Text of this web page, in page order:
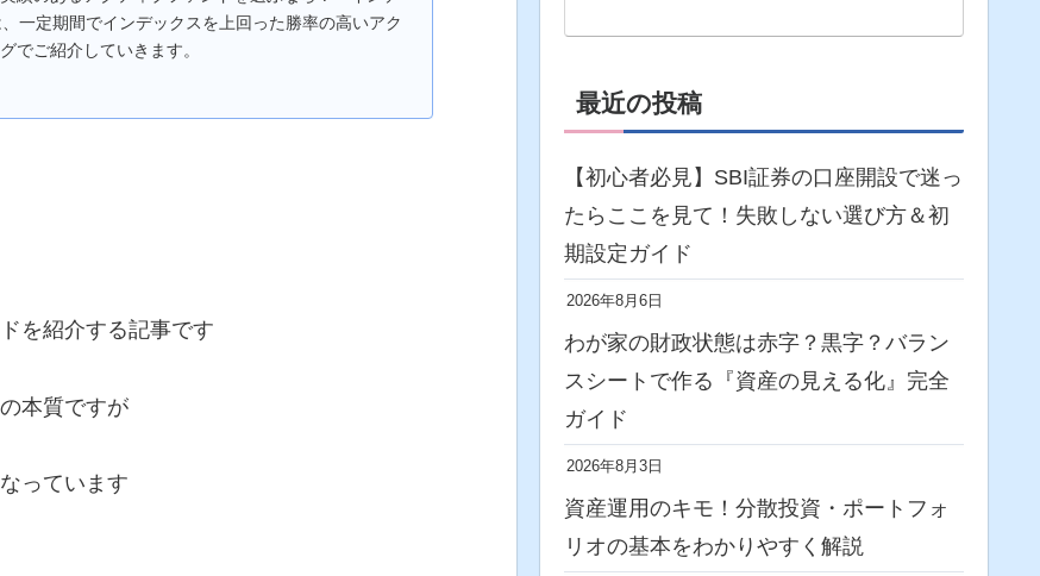
一定期間でインデックスを上回った勝率の高いアク
でご紹介していきます。
を紹介する記事です
本質ですが
っています
最近の投稿
【初心者必見】SBI証券の口座開設で迷っ
たらここを見て！失敗しない選び方＆初
期設定ガイド
2026年8月6日
わが家の財政状態は赤字？黒字？バラン
スシートで作る『資産の見える化』完全
ガイド
2026年8月3日
資産運用のキモ！分散投資・ポートフォ
リオの基本をわかりやすく解説